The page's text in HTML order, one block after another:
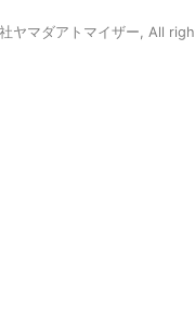
ヤマダアトマイザー, All